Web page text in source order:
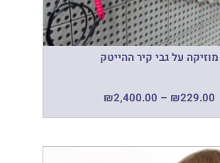
מוזיקה על גבי קיר ההייטק
₪229.00
–
₪2,400.00